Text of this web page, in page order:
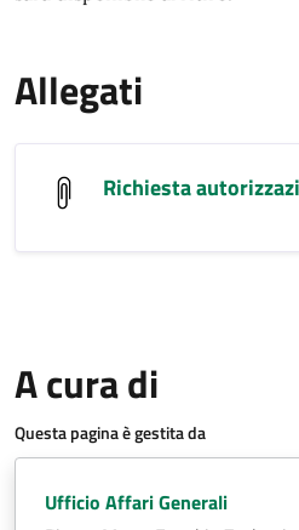
Allegati
Richiesta
A cura di
Questa pagina è gestita da
Ufficio Affari Generali